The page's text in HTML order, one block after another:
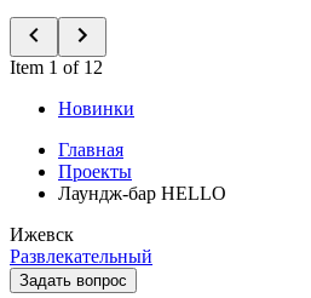
Item 1 of 12
Новинки
Главная
Проекты
Лаундж-бар HELLO
Ижевск
Развлекательный
Задать вопрос